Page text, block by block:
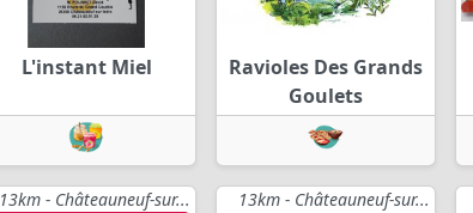
L'instant Miel
Ravioles Des Grands
Goulets
13km - Châteauneuf-sur... 13km - Châteauneuf-sur...